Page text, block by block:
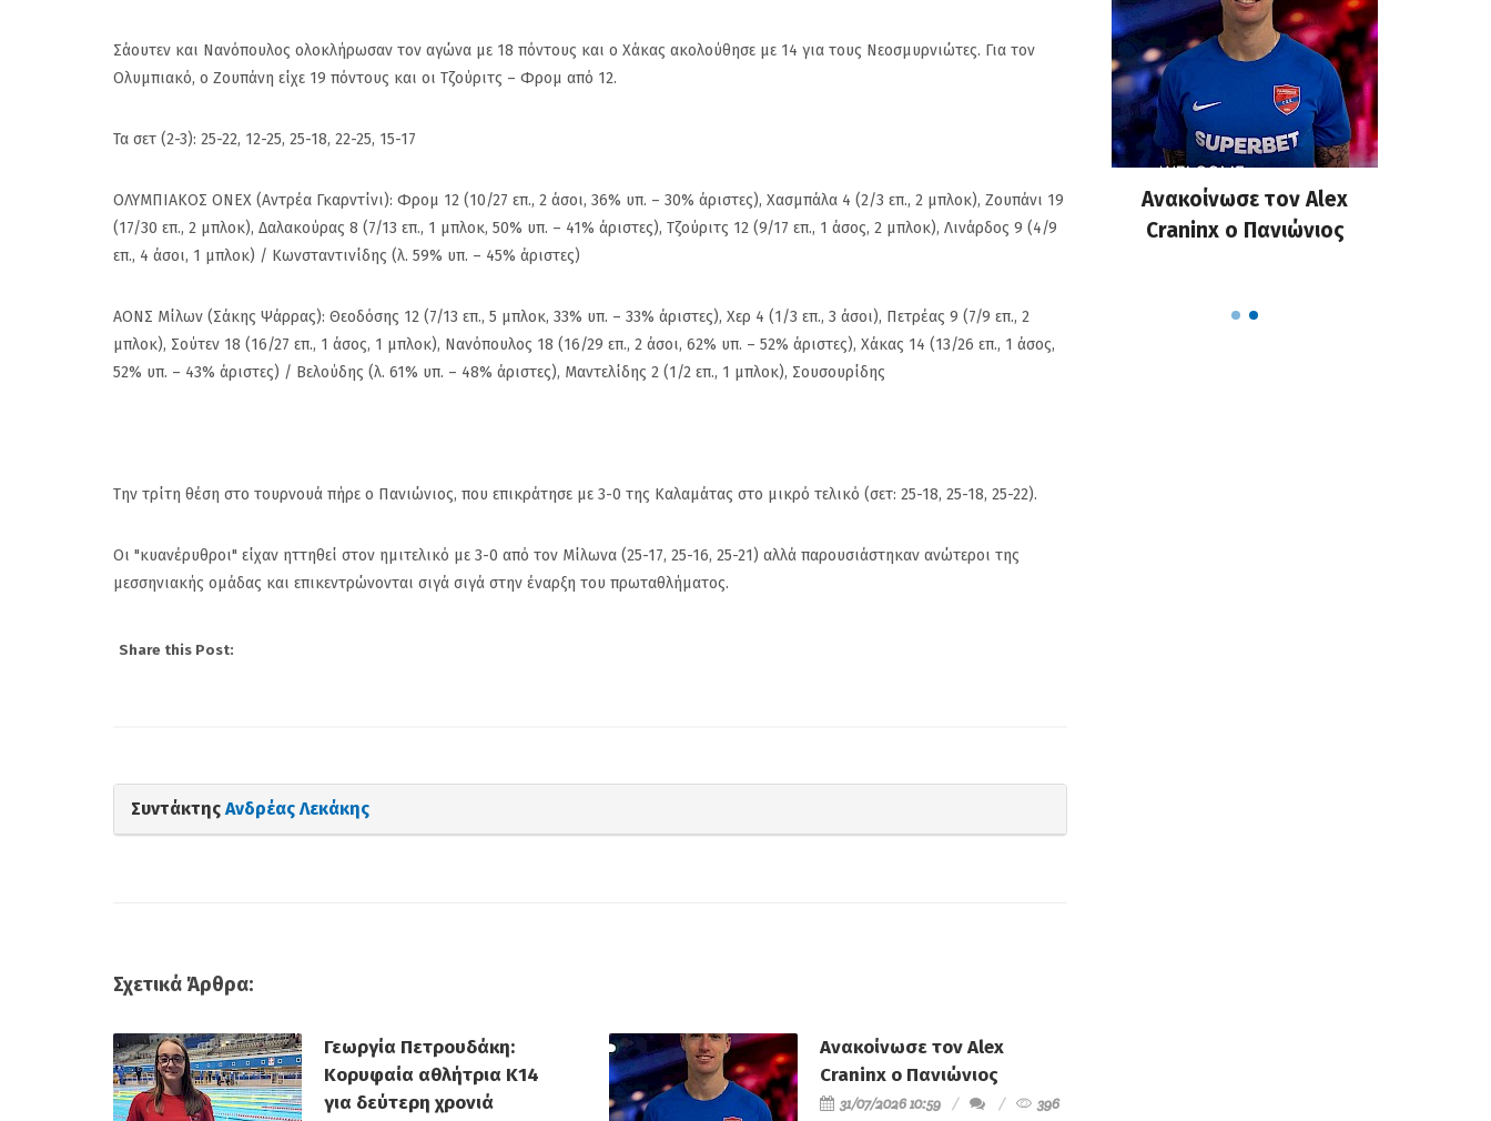
Σάουτεν και Νανόπουλος ολοκλήρωσαν τον αγώνα με 18 πόντους και ο Χάκας ακολούθησε με 14 για τους Νεοσμυρνιώτες. Για τον
Ολυμπιακό, ο Ζουπάνη είχε 19 πόντους και οι Τζούριτς – Φρομ από 12.
Τα σετ (2-3): 25-22, 12-25, 25-18, 22-25, 15-17
ΟΛΥΜΠΙΑΚΟΣ ΟΝΕΧ (Αντρέα Γκαρντίνι): Φρομ 12 (10/27 επ., 2 άσοι, 36% υπ. – 30% άριστες), Χασμπάλα 4 (2/3 επ., 2 μπλοκ), Ζουπάνι 19
(17/30 επ., 2 μπλοκ), Δαλακούρας 8 (7/13 επ., 1 μπλοκ, 50% υπ. – 41% άριστες), Τζούριτς 12 (9/17 επ., 1 άσος, 2 μπλοκ), Λινάρδος 9 (4/9
επ., 4 άσοι, 1 μπλοκ) / Κωνσταντινίδης (λ. 59% υπ. – 45% άριστες)
ΑΟΝΣ Μίλων (Σάκης Ψάρρας): Θεοδόσης 12 (7/13 επ., 5 μπλοκ, 33% υπ. – 33% άριστες), Χερ 4 (1/3 επ., 3 άσοι), Πετρέας 9 (7/9 επ., 2
μπλοκ), Σούτεν 18 (16/27 επ., 1 άσος, 1 μπλοκ), Νανόπουλος 18 (16/29 επ., 2 άσοι, 62% υπ. – 52% άριστες), Χάκας 14 (13/26 επ., 1 άσος,
52% υπ. – 43% άριστες) / Βελούδης (λ. 61% υπ. – 48% άριστες), Μαντελίδης 2 (1/2 επ., 1 μπλοκ), Σουσουρίδης
Την τρίτη θέση στο τουρνουά πήρε ο Πανιώνιος, που επικράτησε με 3-0 της Καλαμάτας στο μικρό τελικό (σετ: 25-18, 25-18, 25-22).
Οι "κυανέρυθροι" είχαν ηττηθεί στον ημιτελικό με 3-0 από τον Μίλωνα (25-17, 25-16, 25-21) αλλά παρουσιάστηκαν ανώτεροι της
μεσσηνιακής ομάδας και επικεντρώνονται σιγά σιγά στην έναρξη του πρωταθλήματος.
Share this Post:
Συντάκτης Ανδρέας Λεκάκης
Σχετικά Άρθρα:
Γεωργία Πετρουδάκη:
Κορυφαία αθλήτρια Κ14
για δεύτερη χρονιά
Ανακοίνωσε τον Alex
Craninx ο Πανιώνιος
31/07/2026 10:59 396
Πανιώνιος: Η επίσημη
απάντηση του Κώστα
Ρούπτσου στον ΠΣΑΠΠ
Ανακοίνωσε τον Alex
Craninx ο Πανιώνιος
Πανιώνιος: Η επίσημη
απάντηση του Κώστα
Ανακοίνωσε τον Alex
Craninx ο Πανιώνιος